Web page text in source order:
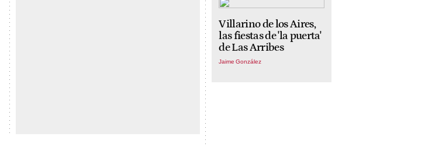
Villarino de los Aires,
las fiestas de 'la puerta'
de Las Arribes
Jaime González